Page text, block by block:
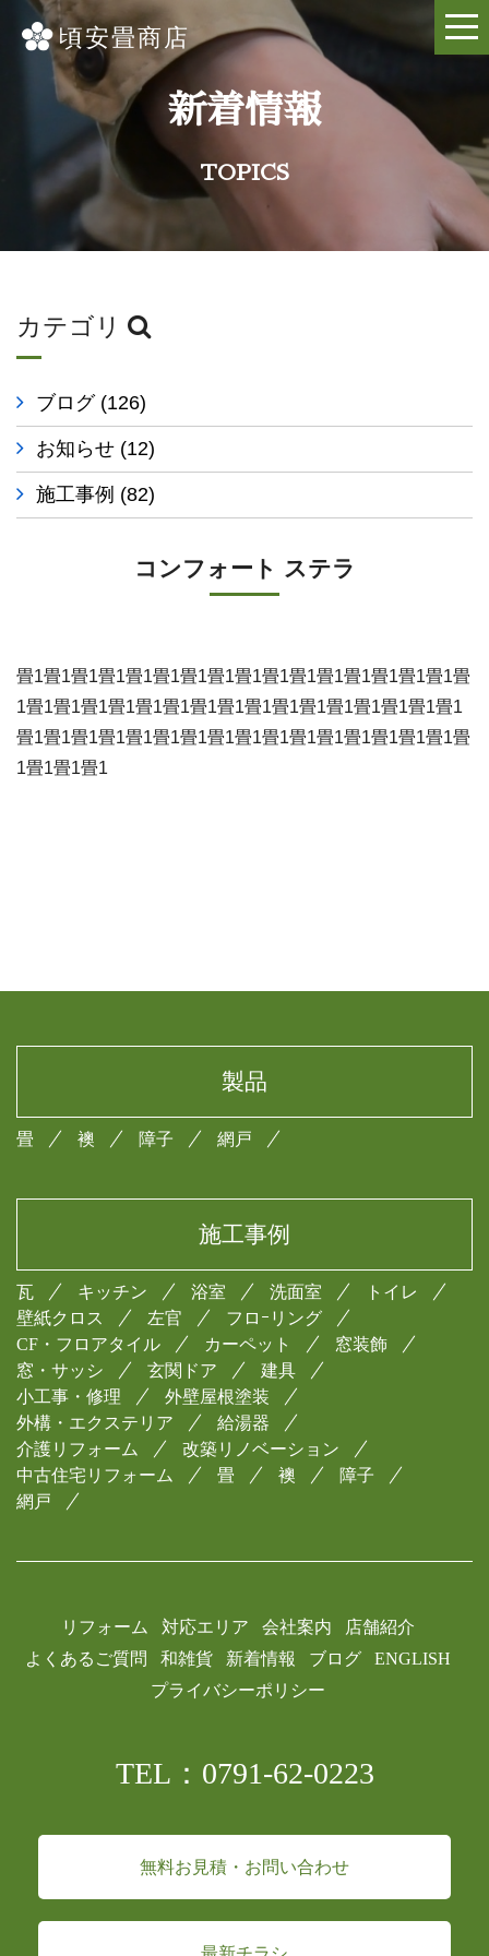
新着情報
TOPICS
カテゴリ
ブログ (126)
お知らせ (12)
施工事例 (82)
コンフォート ステラ
畳1畳1畳1畳1畳1畳1畳1畳1畳1畳1畳1畳1畳1畳1畳1畳1畳
1畳1畳1畳1畳1畳1畳1畳1畳1畳1畳1畳1畳1畳1畳1畳1畳1
畳1畳1畳1畳1畳1畳1畳1畳1畳1畳1畳1畳1畳1畳1畳1畳1畳
1畳1畳1畳1
製品
畳 襖 障子 網戸
施工事例
瓦 キッチン 浴室 洗面室
トイレ
壁紙クロス
左官
フロｰリング
CF・フロアタイル
カーペット
窓装飾
窓・サッシ
玄関ドア
建具
小工事・修理
外壁屋根塗装
外構・エクステリア
給湯器
介護リフォーム
改築リノベーション
中古住宅リフォーム
畳 襖
障子
網戸
リフォーム 対応エリア 会社案内
店舗紹介
よくあるご質問
和雑貨 新着情報 ブログ
ENGLISH
プライバシーポリシー
TEL：0791-62-0223
無料お見積・お問い合わせ